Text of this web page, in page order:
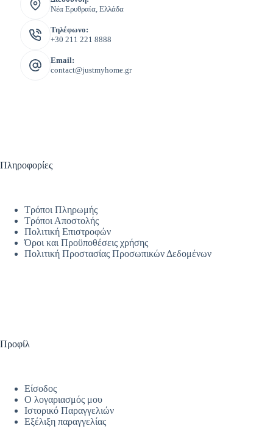
Νέα Ερυθραία, Ελλάδα
Τηλέφωνο:
+30 211 221 8888
Email:
contact@justmyhome.gr
Πληροφορίες
Τρόποι Πληρωμής
Τρόποι Αποστολής
Πολιτική Επιστροφών
Όροι και Προϋποθέσεις χρήσης
Πολιτική Προστασίας Προσωπικών Δεδομένων
Προφίλ
Είσοδος
Ο λογαριασμός μου
Ιστορικό Παραγγελιών
Εξέλιξη παραγγελίας